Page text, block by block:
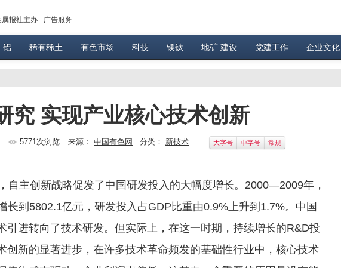
报社主办 广告服务
铝 稀有稀土 有色市场 科技 镁钛 地矿 建设 党建工作 企业文化
究 实现产业核心技术创新
5771次浏览 来源： 中国有色网 分类： 新技术 大字号 中字号 常规
主创新战略促发了中国研发投入的大幅度增长。2000—2009年，
长到5802.1亿元，研发投入占GDP比重由0.9%上升到1.7%。中国
引进转向了技术研发。但实际上，在这一时期，持续增长的R&D投
创新的显著进步，在许多技术革命频发的基础性行业中，核心技术